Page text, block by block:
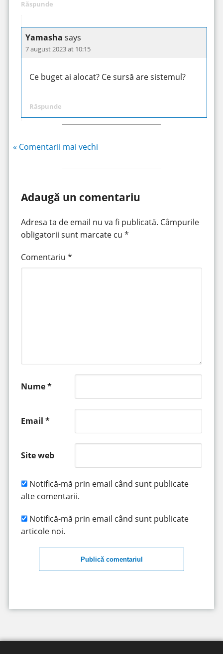
Răspunde
Yamasha says
7 august 2023 at 10:15
Ce buget ai alocat? Ce sursă are sistemul?
Răspunde
« Comentarii mai vechi
Adaugă un comentariu
Adresa ta de email nu va fi publicată. Câmpurile
obligatorii sunt marcate cu *
Comentariu *
Nume*
Email *
Site web
Notifică-mă prin email când sunt publicate
alte comentarii.
Notifică-mă prin email când sunt publicate
articole noi.
Publică comentariul